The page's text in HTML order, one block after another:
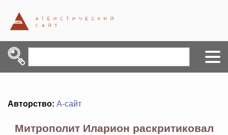
Авторство: А-сайт
Митрополит Иларион раскритиковал